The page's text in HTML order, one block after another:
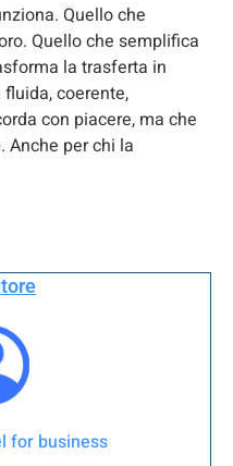
Quello che
Quello che semplifica
la trasferta in
coerente,
con piacere, ma che
. Anche per chi la
for business